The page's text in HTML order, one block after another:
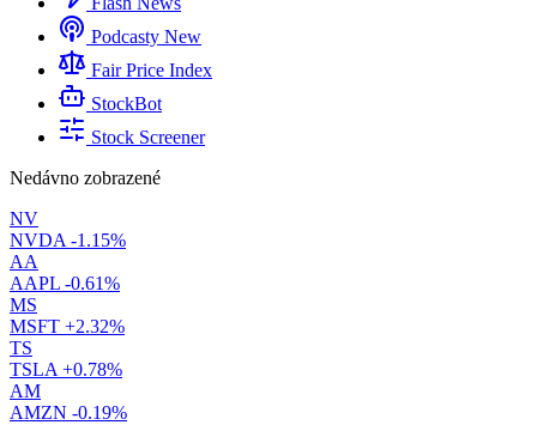
Podcasty New
Fair Price Index
StockBot
Stock Screener
Nedávno zobrazené
NV
NVDA -1.15%
AA
AAPL -0.61%
MS
MSFT +2.32%
TS
TSLA +0.78%
AM
AMZN -0.19%